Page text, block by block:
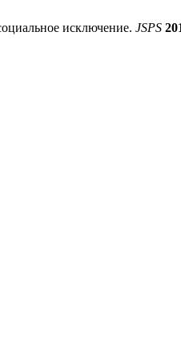
исключение. JSPS